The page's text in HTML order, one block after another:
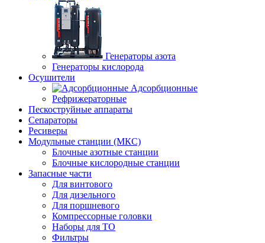
Генераторы азота
Генераторы кислорода
Осушители
Адсорбционные
Рефрижераторные
Пескоструйные аппараты
Сепараторы
Ресиверы
Модульные станции (МКС)
Блочные азотные станции
Блочные кислородные станции
Запасные части
Для винтового
Для дизельного
Для поршневого
Компрессорные головки
Наборы для ТО
Фильтры